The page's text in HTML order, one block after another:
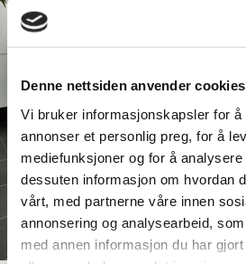
Denne nettsiden anvender cookies
Vi bruker informasjonskapsler for å
annonser et personlig preg, for å
mediefunksjoner og for å
dessuten informasjon om hvordan
vårt, med partnerne våre innen
annonsering og analysearbeid,
med annen informasjon du har gjort